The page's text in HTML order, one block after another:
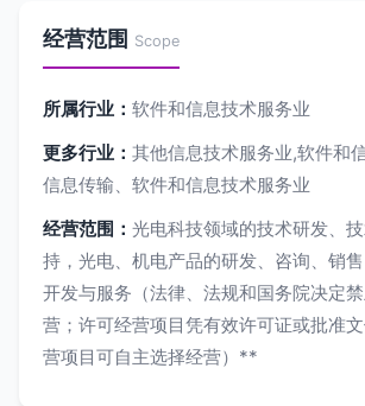
经营范围 Scope
所属行业： 软件和信息技术服务业
更多行业： 其他信息技术服务业,软件和
信息传输、软件和信息技术服务业
经营范围： 光电科技领域的技术研发、
持，光电、机电产品的研发、咨询、销
开发与服务（法律、法规和国务院决定
营；许可经营项目凭有效许可证或批准
营项目可自主选择经营）**